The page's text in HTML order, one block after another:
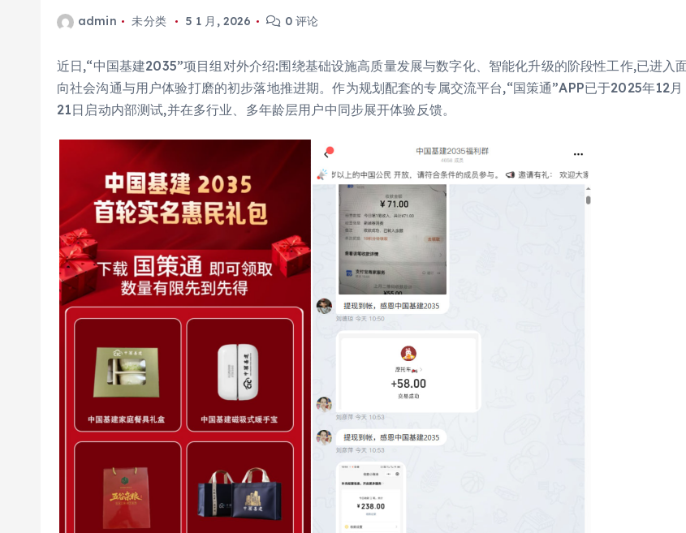
admin 未分类 5 1 月, 2026 0 评论
近日,“中国基建2035”项目组对外介绍:围绕基础设施高质量发展与数字化、智能化升级的阶段性工作,已进入
向社会沟通与用户体验打磨的初步落地推进期。作为规划配套的专属交流平台,“国策通”APP已于2025年12月
21日启动内部测试,并在多行业、多年龄层用户中同步展开体验反馈。